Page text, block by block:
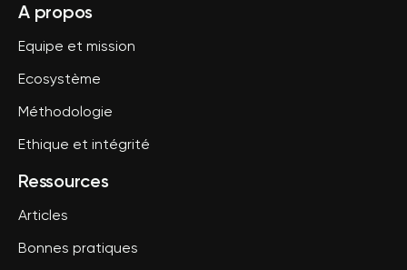
A propos
Equipe et mission
Ecosystème
Méthodologie
Ethique et intégrité
Ressources
Articles
Bonnes pratiques